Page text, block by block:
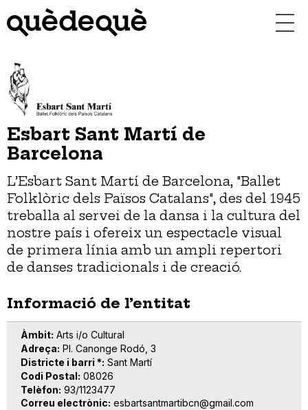
contingut
Esbart Sant Martí de
Barcelona
L’Esbart Sant Martí de Barcelona, "Ballet
Folklòric dels Països Catalans", des del 1945
treballa al servei de la dansa i la cultura del
nostre país i ofereix un espectacle visual
de primera línia amb un ampli repertori
de danses tradicionals i de creació.
Informació de l’entitat
Àmbit Arts i/o Cultural
Adreça Pl. Canonge Rodó, 3
Districte i barri * Sant Martí
Codi Postal 08026
Telèfon 93/1123477
Correu electrònic esbartsantmartibcn@gmail.com